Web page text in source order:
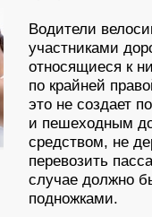
Водители
участниками
относящиеся к
по крайней
это не создает
и пешеходным
средством, не
перевозить
случае должно
подножками.